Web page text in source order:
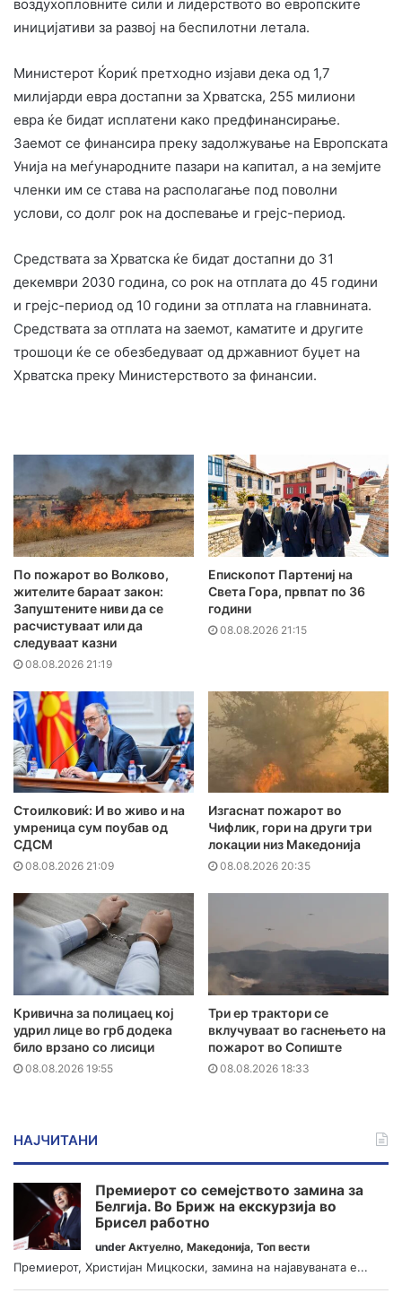
воздухопловните сили и лидерството во европските
иницијативи за развој на беспилотни летала.
Министерот Ќориќ претходно изјави дека од 1,7
милијарди евра достапни за Хрватска, 255 милиони
евра ќе бидат исплатени како предфинансирање.
Заемот се финансира преку задолжување на Европската
Унија на меѓународните пазари на капитал, а на земјите
членки им се става на располагање под поволни
услови, со долг рок на доспевање и грејс-период.
Средствата за Хрватска ќе бидат достапни до 31
декември 2030 година, со рок на отплата до 45 години
и грејс-период од 10 години за отплата на главнината.
Средствата за отплата на заемот, каматите и другите
трошоци ќе се обезбедуваат од државниот буџет на
Хрватска преку Министерството за финансии.
По пожарот во Волково,
жителите бараат закон:
Запуштените ниви да се
расчистуваат или да
следуваат казни
08.08.2026 21:19
Епископот Партениј на
Света Гора, првпат по 36
години
08.08.2026 21:15
Стоилковиќ: И во живо и на
умреница сум поубав од
СДСМ
08.08.2026 21:09
Изгаснат пожарот во
Чифлик, гори на други три
локации низ Македонија
08.08.2026 20:35
Кривична за полицаец кој
удрил лице во грб додека
било врзано со лисици
08.08.2026 19:55
Три ер трактори се
вклучуваат во гаснењето на
пожарот во Сопиште
08.08.2026 18:33
НАЈЧИТАНИ
Премиерот со семејството замина за
Белгија. Во Бриж на екскурзија во
Брисел работно
under Актуелно, Македонија, Топ вести
Премиерот, Христијан Мицкоски, замина на најавуваната е...